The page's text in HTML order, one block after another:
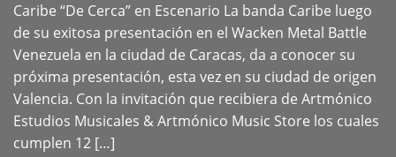
Caribe “De Cerca” en Escenario La banda Caribe luego
de su exitosa presentación en el Wacken Metal Battle
Venezuela en la ciudad de Caracas, da a conocer su
próxima presentación, esta vez en su ciudad de origen
Valencia. Con la invitación que recibiera de Artmónico
Estudios Musicales & Artmónico Music Store los cuales
cumplen 12 […]
+